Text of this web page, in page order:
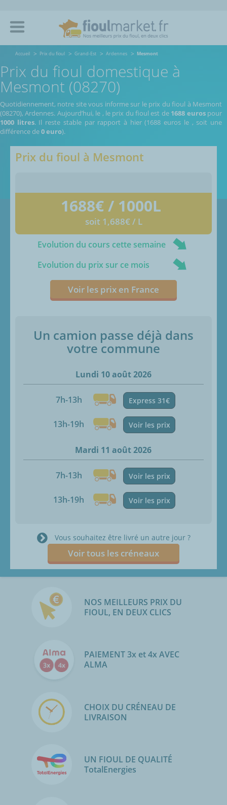
Accueil Prix du fioul Grand-Est Ardennes Mesmont
Prix du fioul domestique à
Mesmont (08270)
Quotidiennement, notre site vous informe sur le prix du fioul à Mesmont
(08270), Ardennes. Aujourd’hui, le , le prix du fioul est de 1688 eurospour
1000 litres. Il reste stable par rapport à hier (1688 euros le , soit une
différence de0 euro).
Prix du fioul à Mesmont
1688€ / 1000L
soit 1,688€ / L
Evolution du cours cette semaine
Evolution du prix sur ce mois
Voir les prix en France
Un camion passe déjà dans
votre commune
Lundi 10 août 2026
7h-13h Express 31€
13h-19h Voir les prix
Mardi 11 août 2026
7h-13h Voir les prix
13h-19h Voir les prix
Vous souhaitez être livré un autre jour ?
Voir tous les créneaux
NOS MEILLEURS PRIX DU
FIOUL, EN DEUX CLICS
PAIEMENT 3x et 4x AVEC
ALMA
CHOIX DU CRÉNEAU DE
LIVRAISON
UN FIOUL DE QUALITÉ
TotalEnergies